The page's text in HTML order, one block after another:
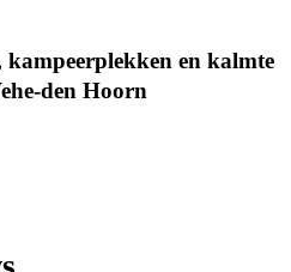
en kalmte
den Hoorn